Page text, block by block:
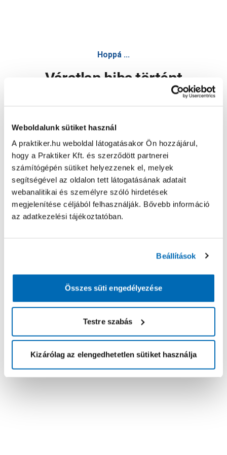
Weboldalunk sütiket használ
A praktiker.hu weboldal látogatásakor Ön hozzájárul,
hogy a Praktiker Kft. és szerződött partnerei
számítógépén sütiket helyezzenek el, melyek
segítségével az oldalon tett látogatásának adatait
webanalitikai és személyre szóló hirdetések
megjelenítése céljából felhasználják. Bővebb információ
az adatkezelési tájékoztatóban.
Beállítások
Összes süti engedélyezése
Testre szabás
Kizárólag az elengedhetetlen sütiket használja
Hoppá ...
Váratlan hiba történt
Oldal újratöltése